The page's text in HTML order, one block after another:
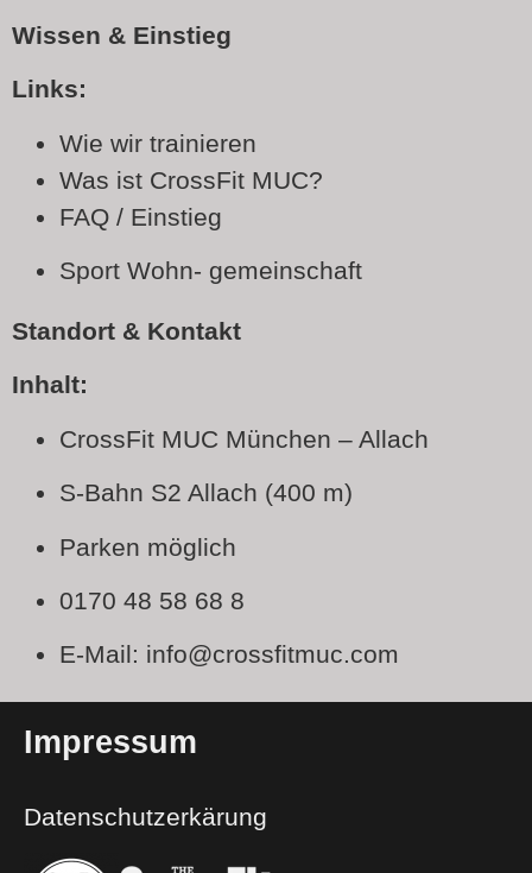
Wissen & Einstieg
Links:
Wie wir trainieren
Was ist CrossFit MUC?
FAQ / Einstieg
Sport Wohn- gemeinschaft
Standort & Kontakt
Inhalt:
CrossFit MUC München – Allach
S-Bahn S2 Allach (400 m)
Parken möglich
0170 48 58 68 8
E-Mail: info@crossfitmuc.com
Impressum
Datenschutzerkärung